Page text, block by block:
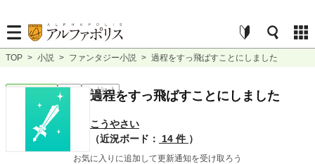
TOP > 小説 > ファンタジー小説 > 過程をすっ飛ばすことにしました
ファンタジー 完結 ｼｮｰﾄｼｮｰﾄ
過程をすっ飛ばすことにしました
こうやさい
（近況ボード：
14 件 ）
お気に入りに追加して更新通知を受け取ろう